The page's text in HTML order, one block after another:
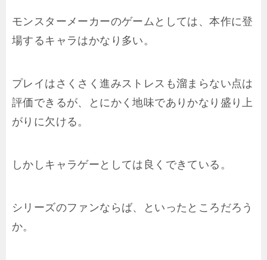
モンスターメーカーのゲームとしては、本作に登
場するキャラはかなり多い。
プレイはさくさく進みストレスも溜まらない点は
評価できるが、とにかく地味でありかなり盛り上
がりに欠ける。
しかしキャラゲーとしては良くできている。
シリーズのファンならば、といったところだろう
か。